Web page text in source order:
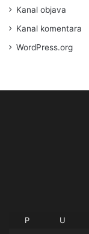
Kanal objava
Kanal komentara
WordPress.org
P U